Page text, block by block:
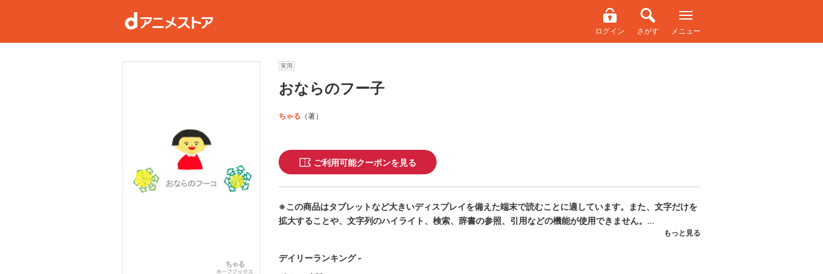
ログイン さがす メニュー
実用
おならのフー子
ちゃる （著）
ご利用可能クーポンを見る
※この商品はタブレットなど大きいディスプレイを備えた端末で読むことに適しています。また、文字だけを
拡大することや、文字列のハイライト、検索、辞書の参照、引用などの機能が使用できません。
スのみんなは転入生を素直に受け入れようとしません。困ったフー子は何とかしなければと考えますが、いい
もっと見る
デイリーランキング -